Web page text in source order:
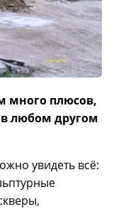
много плюсов,
любом другом
увидеть всё: